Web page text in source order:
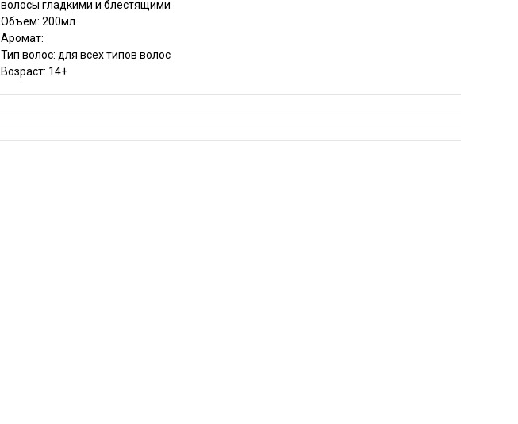
волосы гладкими и блестящими
Объем: 200мл
Аромат:
Тип волос: для всех типов волос
Возраст: 14+